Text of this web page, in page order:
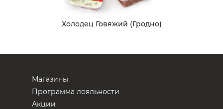
Холодец Говяжий (Гродно)
Магазины
Программа лояльности
Акции